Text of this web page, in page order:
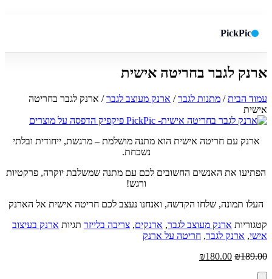
PickPic
חיפוש באתר
חפש
ארנק לגבר בחריטה אישית
עמוד הבית/ מתנות לגבר/ ארנק מעוצב לגבר/ ארנק לגבר בחריטה
אישית
ארנק עם חריטה אישית הוא מתנה מושלמת – מרגשת, ייחודית ובלתי
נשכחת.
הפתיעו את האנשים החשובים לכם עם מתנה שמשלבת יוקרה, פרקטיות
ורגש!
העלו תמונה, שלחו הקדשה, ואנחנו נעצב לכם חריטה אישית אל הארנק
קטגוריות ארנק מעוצב לגבר, ארנקים, צריבה בלייזר תגיות ארנק בעיצוב
אישי, ארנק לגבר, חריטה על ארנק
₪189.00
המחיר ₪180.00